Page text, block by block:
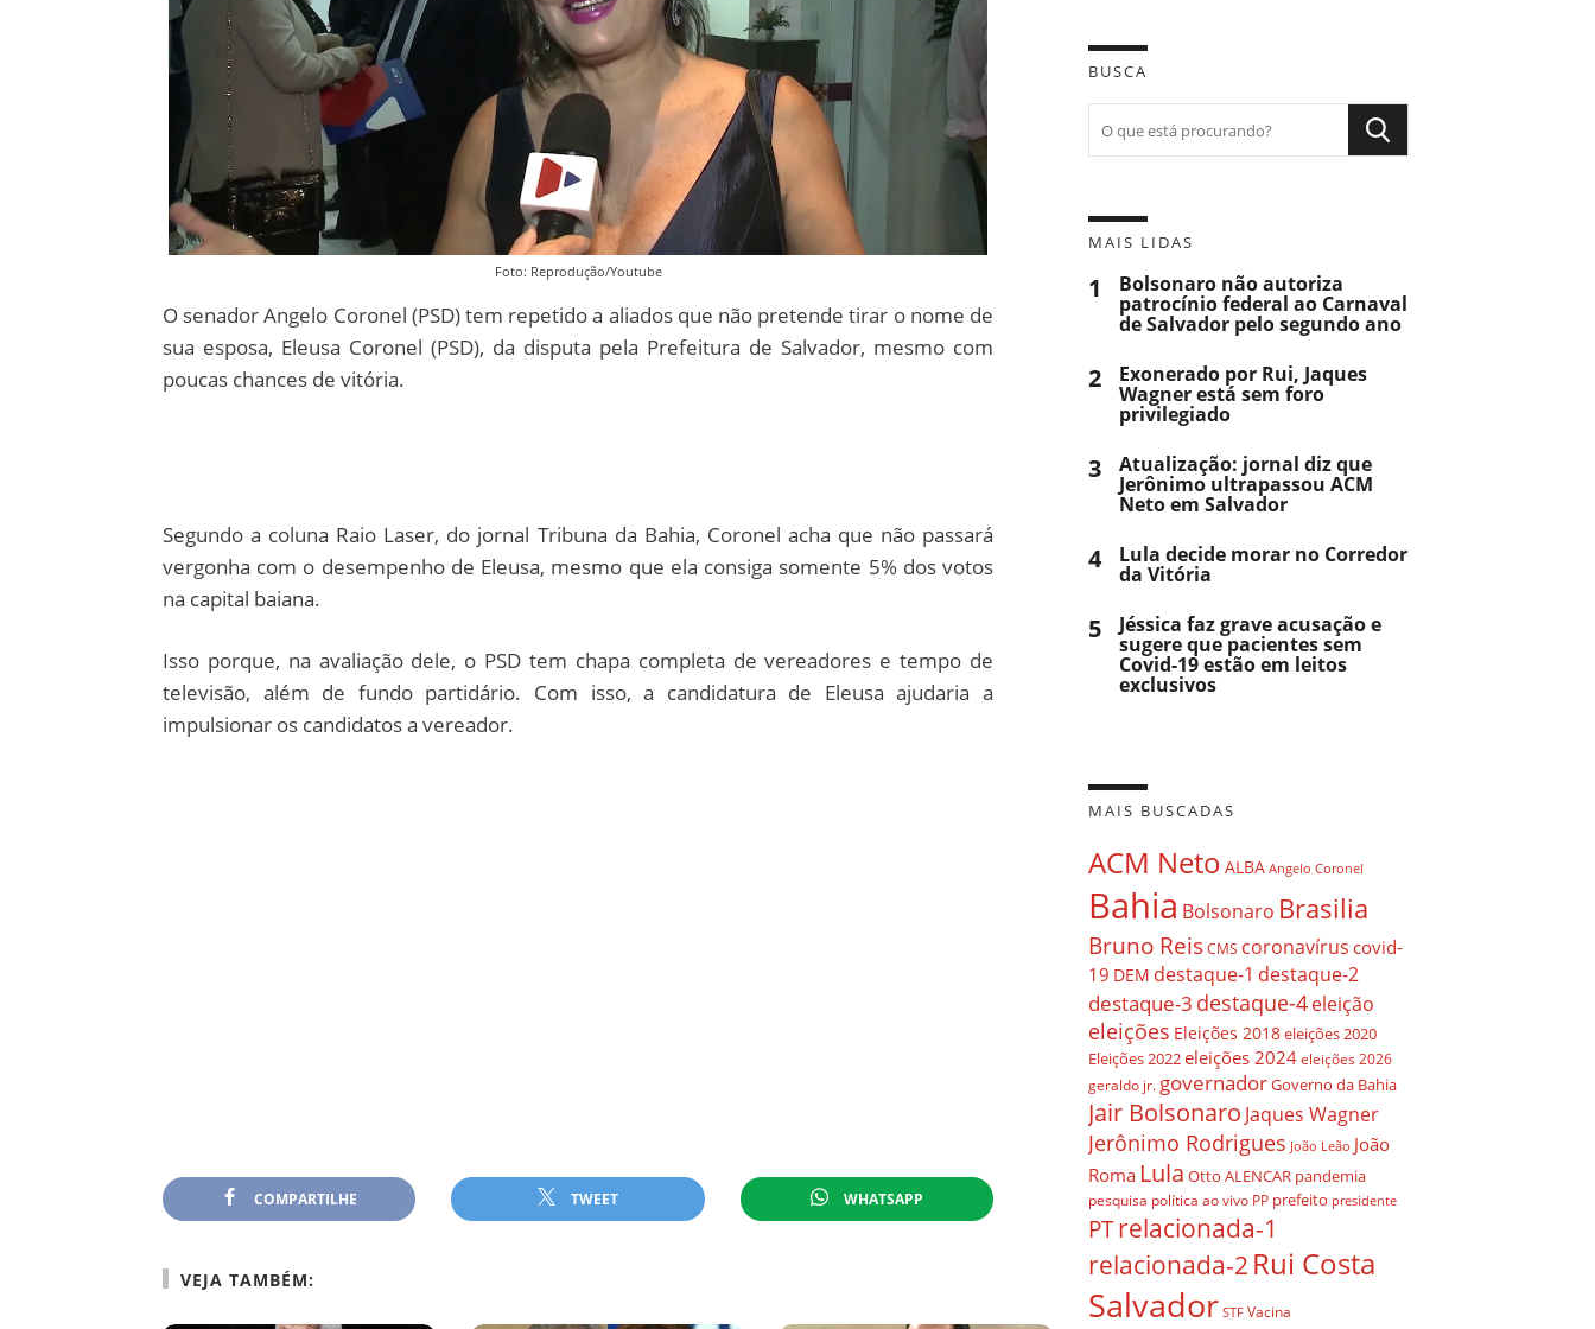
Foto: Reprodução/Youtube
O senador Angelo Coronel (PSD) tem repetido a aliados que não pretende tirar o nome de
sua esposa, Eleusa Coronel (PSD), da disputa pela Prefeitura de Salvador, mesmo com
poucas chances de vitória.
Segundo a coluna Raio Laser, do jornal Tribuna da Bahia, Coronel acha que não passará
vergonha com o desempenho de Eleusa, mesmo que ela consiga somente 5% dos votos
na capital baiana.
Isso porque, na avaliação dele, o PSD tem chapa completa de vereadores e tempo de
televisão, além de fundo partidário. Com isso, a candidatura de Eleusa ajudaria a
impulsionar os candidatos a vereador.
COMPARTILHE TWEET WHATSAPP
VEJA TAMBÉM:
BUSCA
MAIS LIDAS
1 Bolsonaro não autoriza
patrocínio federal ao Carnaval
de Salvador pelo segundo ano
2 Exonerado por Rui, Jaques
Wagner está sem foro
privilegiado
3 Atualização: jornal diz que
Jerônimo ultrapassou ACM
Neto em Salvador
4 Lula decide morar no Corredor
da Vitória
5 Jéssica faz grave acusação e
sugere que pacientes sem
Covid-19 estão em leitos
exclusivos
MAIS BUSCADAS
ACM Neto ALBA Angelo Coronel
Bahia Bolsonaro Brasilia
Bruno ReisCMS coronavírus covid-
19 DEM destaque-1 destaque-2
destaque-3 destaque-4eleição
eleições Eleições 2018eleições 2020
Eleições 2022eleições 2024 eleições 2026
geraldo jr. governadorGoverno da Bahia
Jair Bolsonaro Jaques Wagner
Jerônimo Rodrigues João Leão João
Roma Lula Otto ALENCAR pandemia
pesquisa política ao vivo PP prefeito presidente
PTrelacionada-1
relacionada-2 Rui Costa
Salvador STF Vacina